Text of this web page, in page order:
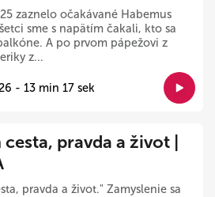
zaznelo očakávané Habemus
sme s napätím čakali, kto sa
A po prvom pápežovi z
z...
- 13 min 17 sek
pravda a život |
pravda a život." Zamyslenie sa